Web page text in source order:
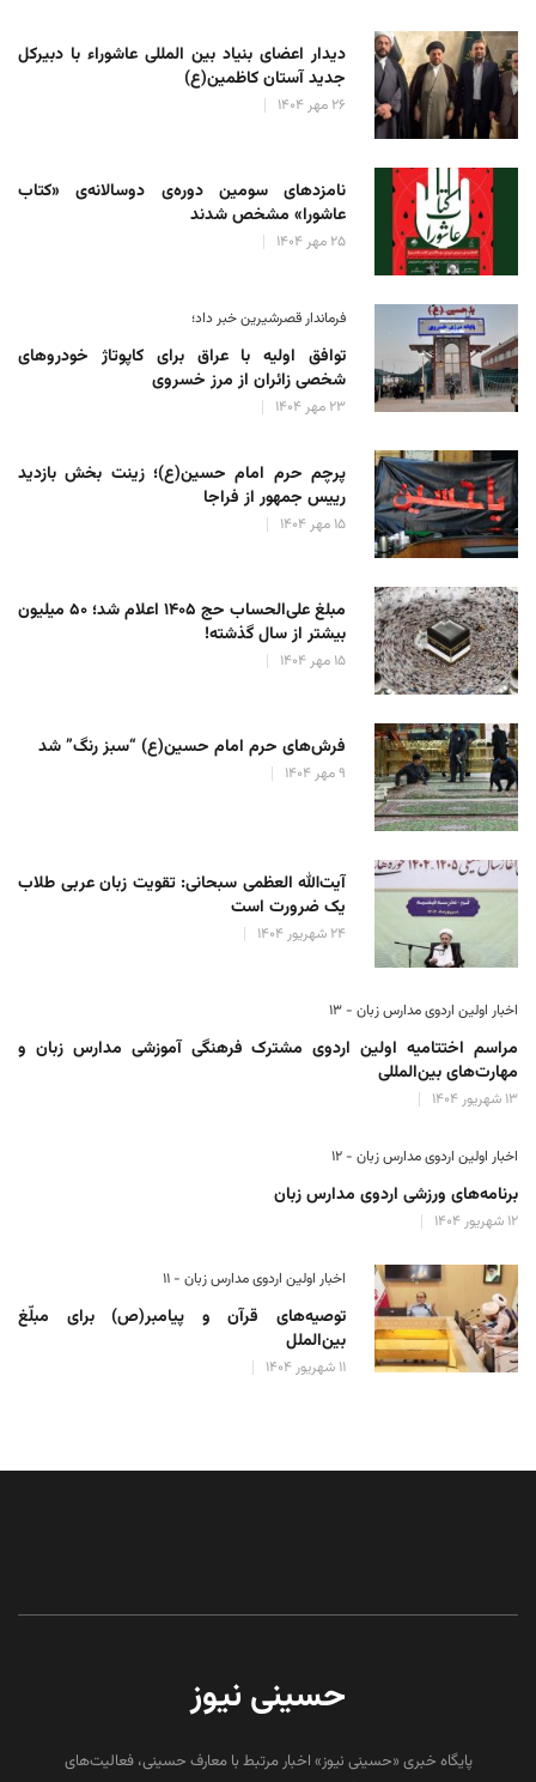
دیدار اعضای بنیاد بین المللی عاشوراء با دبیرکل
جدید آستان کاظمین(ع)
۲۶ مهر ۱۴۰۴
نامزدهای سومین دوره‌ی دوسالانه‌ی «کتاب
عاشورا» مشخص شدند
۲۵ مهر ۱۴۰۴
فرماندار قصرشیرین خبر داد؛
توافق اولیه با عراق برای کاپوتاژ خودروهای
شخصی زائران از مرز خسروی
۲۳ مهر ۱۴۰۴
پرچم حرم امام حسین(ع)؛ زینت بخش بازدید
رییس جمهور از فراجا
۱۵ مهر ۱۴۰۴
مبلغ علی‌الحساب حج ۱۴۰۵ اعلام شد؛ ۵۰ میلیون
بیشتر از سال گذشته!
۱۵ مهر ۱۴۰۴
فرش‌های حرم امام حسین(ع) “سبز رنگ” شد
۹ مهر ۱۴۰۴
آیت‌الله العظمی سبحانی: تقویت زبان عربی طلاب
یک ضرورت است
۲۴ شهریور ۱۴۰۴
اخبار اولین اردوی مدارس زبان - ۱۳
مراسم اختتامیه اولین اردوی مشترک فرهنگی آموزشی مدارس زبان و
مهارت‌های بین‌المللی
۱۳ شهریور ۱۴۰۴
اخبار اولین اردوی مدارس زبان - ۱۲
برنامه‌های ورزشی اردوی مدارس زبان
۱۲ شهریور ۱۴۰۴
اخبار اولین اردوی مدارس زبان - ۱۱
توصیه‌های قرآن و پیامبر(ص) برای مبلّغ
بین‌الملل
۱۱ شهریور ۱۴۰۴
حسینی نیوز
پایگاه خبری «حسینی نیوز» اخبار مرتبط با معارف حسینی، فعالیت‌های